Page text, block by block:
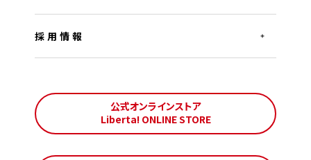
採用情報
公式オンラインストア
Liberta! ONLINE STORE